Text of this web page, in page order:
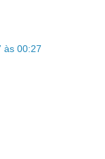
às 00:27